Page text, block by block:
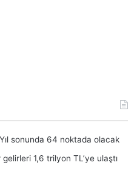
sonunda 64 noktada olacak
1,6 trilyon TL’ye ulaştı